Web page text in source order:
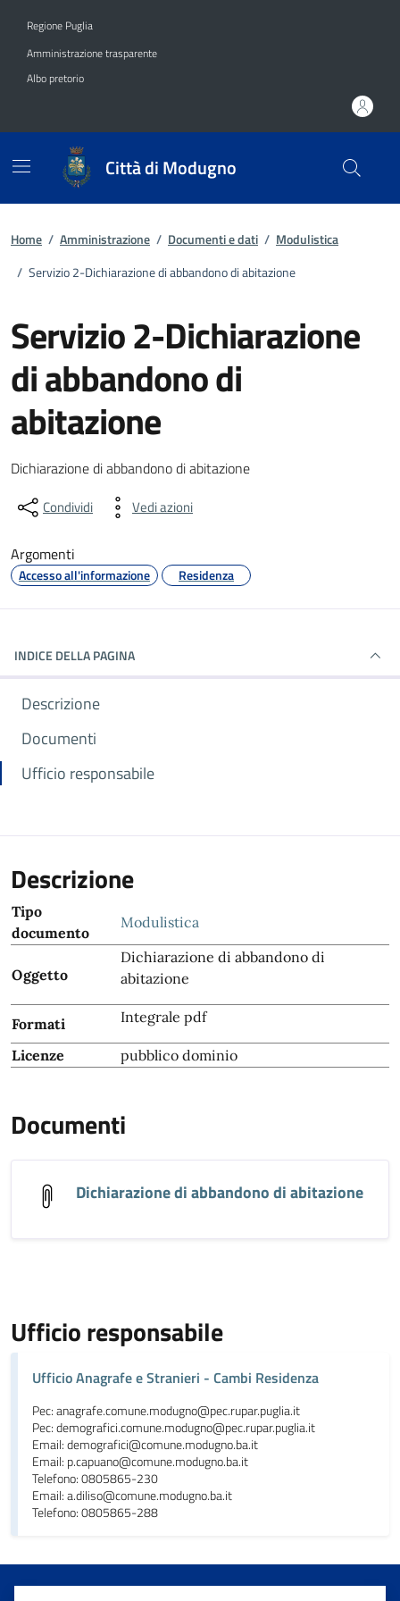
Regione Puglia
Amministrazione trasparente
Albo pretorio
Città di Modugno
Home / Amministrazione / Documenti e dati / Modulistica
/ Servizio 2-Dichiarazione di abbandono di abitazione
Servizio 2-Dichiarazione
di abbandono di
abitazione
Dettagli del documento
Dichiarazione di abbandono di abitazione
Condividi Vedi azioni
Argomenti
Accesso all'informazione Residenza
INDICE DELLA PAGINA
Descrizione
Documenti
Ufficio responsabile
Descrizione
Tipo
documento
Modulistica
Oggetto
Dichiarazione di abbandono di
abitazione
Formati Integrale pdf
Licenze pubblico dominio
Documenti
Dichiarazione di abbandono di abitazione
Ufficio responsabile
Ufficio Anagrafe e Stranieri - Cambi Residenza
Pec: anagrafe.comune.modugno@pec.rupar.puglia.it
Pec: demografici.comune.modugno@pec.rupar.puglia.it
Email: demografici@comune.modugno.ba.it
Email: p.capuano@comune.modugno.ba.it
Telefono: 0805865-230
Email: a.diliso@comune.modugno.ba.it
Telefono: 0805865-288